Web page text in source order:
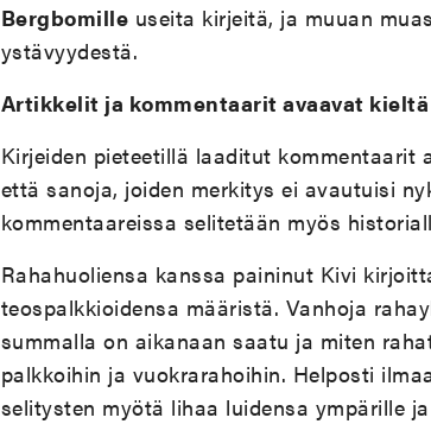
Bergbomille useita kirjeitä, ja muuan
ystävyydestä.
Artikkelit ja kommentaarit avaavat
Kirjeiden pieteetillä laaditut kommentaarit
että sanoja, joiden merkitys ei avautuisi
kommentaareissa selitetään myös
Rahahuoliensa kanssa paininut Kivi
teospalkkioidensa määristä. Vanhoja
summalla on aikanaan saatu ja miten
palkkoihin ja vuokrarahoihin. Helposti
selitysten myötä lihaa luidensa ympärille